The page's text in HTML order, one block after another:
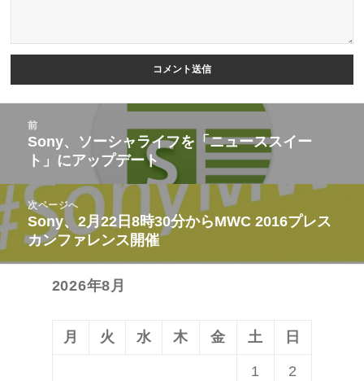
ビ
ゲ
ー
シ
前
前
の
投
稿:
Sony、ソーシャライフを「ニューススイー
ト」にアップデート
次ページへ
次
の
投
Sony、2月22日8時30分からMWC 2016プレス
カンファレンス開催
2026年8月
月 火 水 木 金 土 日
1 2